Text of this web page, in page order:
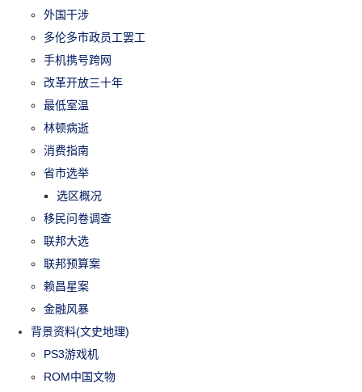
外国干涉
多伦多市政员工罢工
手机携号跨网
改革开放三十年
最低室温
林顿病逝
消费指南
省市选举
选区概况
移民问卷调查
联邦大选
联邦预算案
赖昌星案
金融风暴
背景资料(文史地理)
PS3游戏机
ROM中国文物